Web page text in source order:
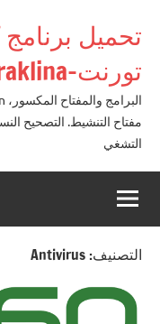
تحميل
تورنت-alkaraklina
مفتاح التنشيط. التصحيح
التشغي
التصنيف: Antivirus